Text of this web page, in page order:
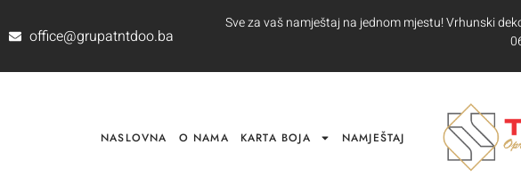
office@grupatntdoo.ba
Sve za vaš namještaj na jednom mjestu! Vrhunski
NASLOVNA O NAMA KARTA BOJA NAMJEŠTAJ